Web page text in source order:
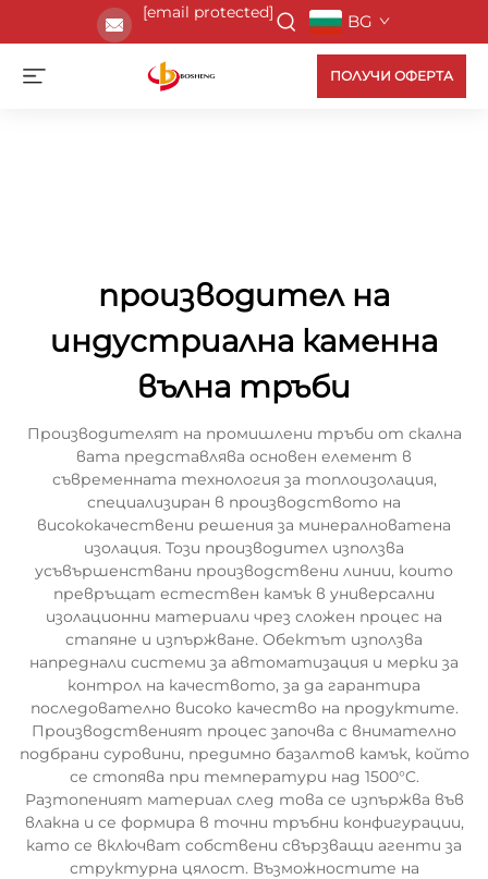
[email protected] BG
ПОЛУЧИ ОФЕРТА
производител на
индустриална каменна
вълна тръби
Производителят на промишлени тръби от скална
вата представлява основен елемент в
съвременната технология за топлоизолация,
специализиран в производството на
висококачествени решения за минералноватена
изолация. Този производител използва
усъвършенствани производствени линии, които
превръщат естествен камък в универсални
изолационни материали чрез сложен процес на
стапяне и изпържване. Обектът използва
напреднали системи за автоматизация и мерки за
контрол на качеството, за да гарантира
последователно високо качество на продуктите.
Производственият процес започва с внимателно
подбрани суровини, предимно базалтов камък, който
се стопява при температури над 1500°C.
Разтопеният материал след това се изпържва във
влакна и се формира в точни тръбни конфигурации,
като се включват собствени свързващи агенти за
структурна цялост. Възможностите на